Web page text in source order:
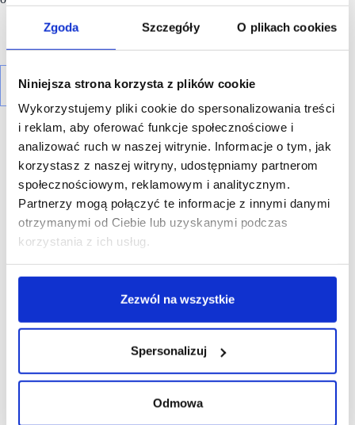
Zgoda Szczegóły O plikach cookies
Niniejsza strona korzysta z plików cookie
Wykorzystujemy pliki cookie do spersonalizowania treści
i reklam, aby oferować funkcje społecznościowe i
analizować ruch w naszej witrynie. Informacje o tym, jak
korzystasz z naszej witryny, udostępniamy partnerom
społecznościowym, reklamowym i analitycznym.
Partnerzy mogą połączyć te informacje z innymi danymi
otrzymanymi od Ciebie lub uzyskanymi podczas
korzystania z ich usług.
Zezwól na wszystkie
Spersonalizuj
Odmowa
R E K L A M A